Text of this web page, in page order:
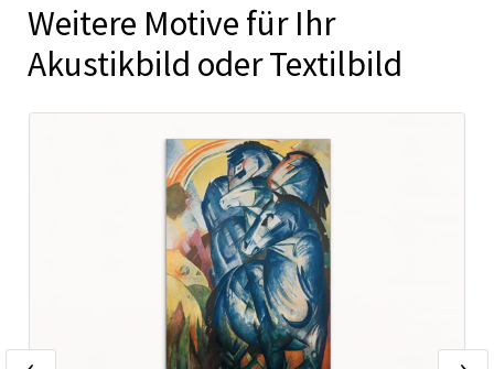
Weitere Motive für Ihr
Akustikbild oder Textilbild